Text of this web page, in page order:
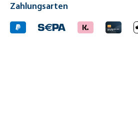
Zahlungsarten